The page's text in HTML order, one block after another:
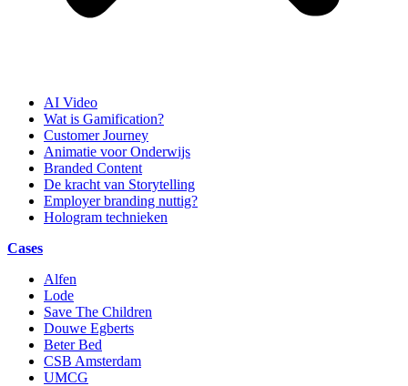
AI Video
Wat is Gamification?
Customer Journey
Animatie voor Onderwijs
Branded Content
De kracht van Storytelling
Employer branding nuttig?
Hologram technieken
Cases
Alfen
Lode
Save The Children
Douwe Egberts
Beter Bed
CSB Amsterdam
UMCG